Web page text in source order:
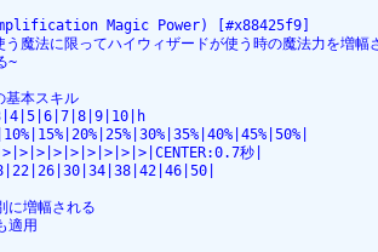
Magic Power) [#x88425f9]
う魔法に限ってハイウィザードが使う時の魔法力を増幅
~
基本スキル
|>|>|>|>|>|>|>|>|>|CENTER:0.7秒|
に増幅される
適用